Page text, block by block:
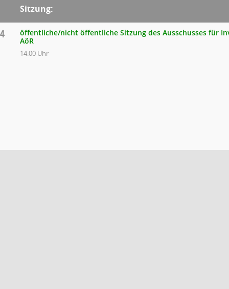
Sitzung:
öffentliche/nicht öffentliche Sitzung des Ausschusses für
AöR
14:00 Uhr